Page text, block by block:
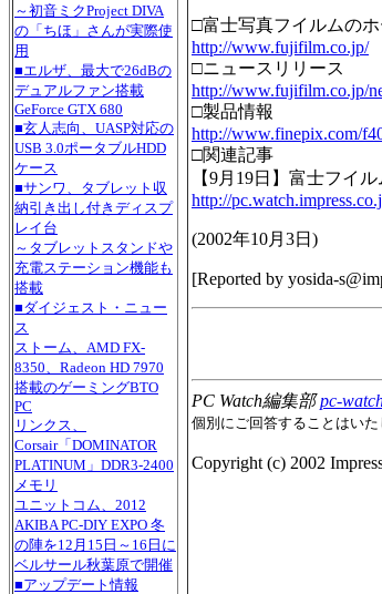
～初音ミクProject DIVA
の「ちほ」さんが実際使
用
■エルザ、最大で26dBの
デュアルファン搭載
GeForce GTX 680
■玄人志向、UASP対応の
USB 3.0ポータブルHDD
ケース
■サンワ、タブレット収
納引き出し付きディスプ
レイ台
～タブレットスタンドや
充電ステーション機能も
搭載
■ダイジェスト・ニュー
ス
ストーム、AMD FX-
8350、Radeon HD 7970
搭載のゲーミングBTO
PC
リンクス、
Corsair「DOMINATOR
PLATINUM」DDR3-2400
メモリ
ユニットコム、2012
AKIBA PC-DIY EXPO 冬
の陣を12月15日～16日に
ベルサール秋葉原で開催
■アップデート情報
□富士写真フイルムの
http://www.fujifilm.co.jp/
□ニュースリリース
http://www.fujifilm.co.jp/
□製品情報
http://www.finepix.com/
□関連記事
【9月19日】富士フイ
http://
(2002年10月3日 )
[Reported by yosida-
PC Watch編集部pc-
個別にご回答することはいた
Copyright (c) 2002